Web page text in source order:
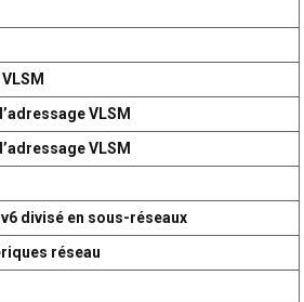
VLSM
VLSM
divisé en sous-réseaux
réseau